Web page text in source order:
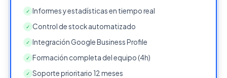
✓ Informes y estadísticas en tiempo real
✓ Control de stock automatizado
✓ Integración Google Business Profile
✓ Formación completa del equipo (4h)
✓ Soporte prioritario 12 meses